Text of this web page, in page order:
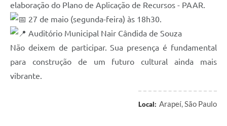
SIC
Planejamento
elaboração do Plano de Aplicação de Recursos - PAAR.
27 de maio (segunda-feira) às 18h30.
Auditório Municipal Nair Cândida de Souza
Não deixem de participar. Sua presença é fundamental
para construção de um futuro cultural ainda mais
vibrante.
Local: Arapeí, São Paulo